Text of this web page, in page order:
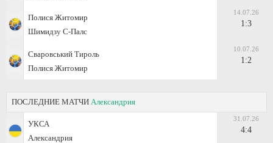
Полися Житомир
Шимидзу С-Палс
14.07.26
1:3
Сваровський Тироль
Полися Житомир
10.07.26
1:2
ПОСЛЕДНИЕ МАТЧИ Александрия
УКСА
Александрия
31.07.26
4:4